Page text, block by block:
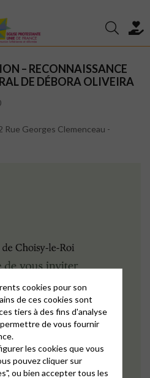
– RECONNAISSANCE
DE DÉBORA OLIVEIRA
Rue Georges Clemenceau -
cookies pour son
de ces cookies sont
tiers à des fins d'analyse
de vous fournir
les cookies que vous
pouvez cliquer sur
ou bien accepter tous les